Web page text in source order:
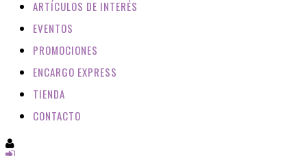
ARTÍCULOS DE INTERÉS
EVENTOS
PROMOCIONES
ENCARGO EXPRESS
TIENDA
CONTACTO